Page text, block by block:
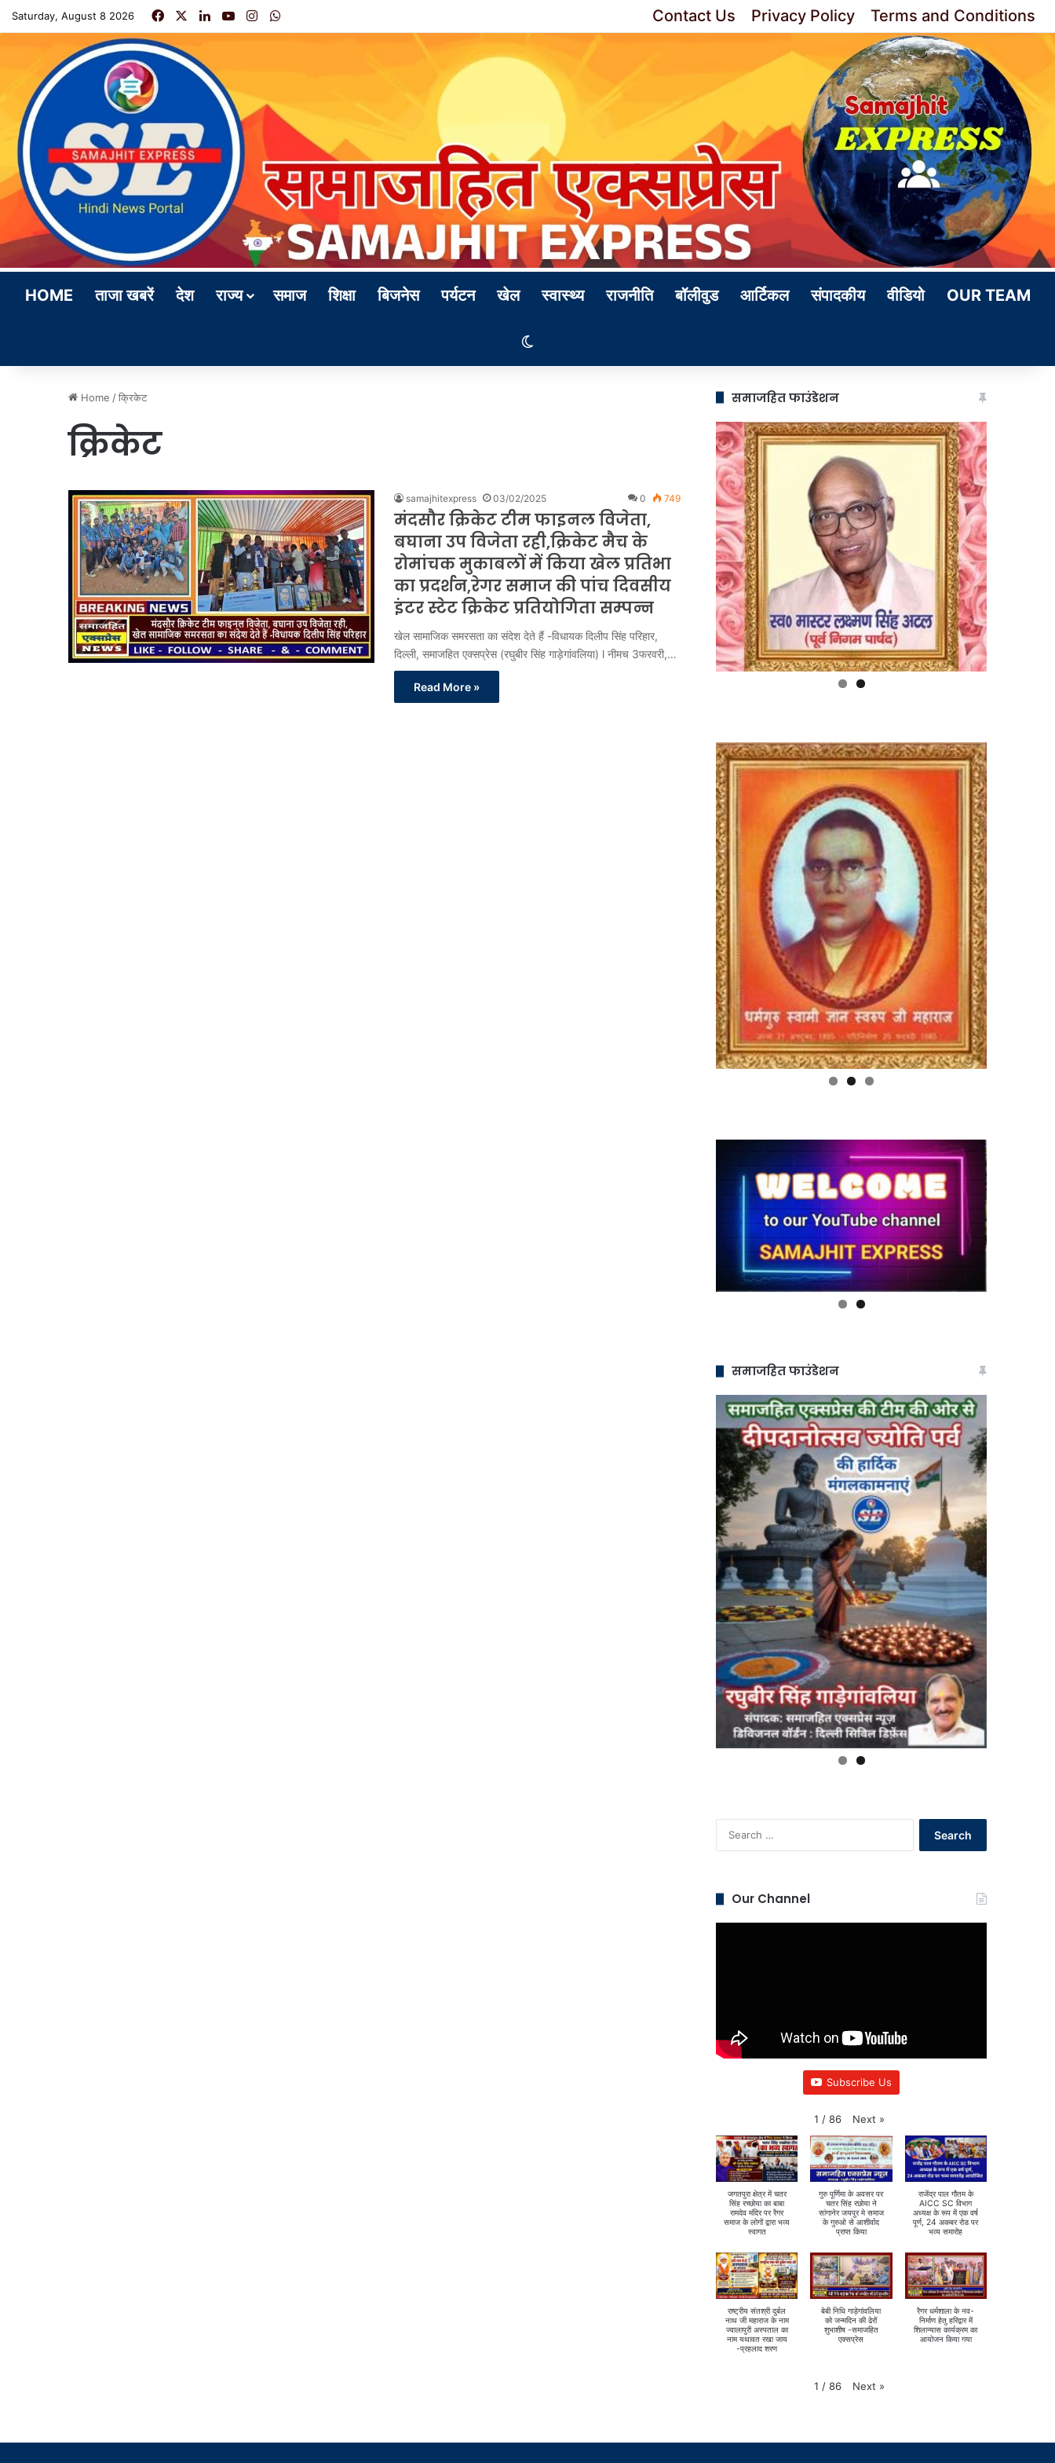
Saturday, August 8 2026 FacebookLinkedInYouTubeInstagram Contact Us Privacy Policy Terms and Conditions
HOME ताजा खबरें देश राज्य समाज शिक्षा बिजनेस पर्यटन खेल स्वास्थ्य राजनीति बॉलीवुड आर्टिकल संपादकीय वीडियो OUR TEAM
Home /क्रिकेट
क्रिकेट
samajhitexpress 03/02/2025 0 749
मंदसौर क्रिकेट टीम फाइनल विजेता,
बघाना उप विजेता रही,क्रिकेट मैच के
रोमांचक मुकाबलों में किया खेल प्रतिभा
का प्रदर्शन,रेगर समाज की पांच दिवसीय
इंटर स्टेट क्रिकेट प्रतियोगिता सम्पन्न
खेल सामाजिक समरसता का संदेश देते हैं -विधायक दिलीप सिंह परिहार,
दिल्ली, समाजहित एक्सप्रेस (रघुबीर सिंह गाड़ेगांवलिया) l नीमच 3फरवरी,…
Read More »
समाजहित फाउंडेशन
समाजहित फाउंडेशन
Our Channel
Subscribe Us
1 / 86 Next »
जगतपुरा क्षेत्र में चतर
सिंह रच्छोया का बाबा
रामदेव मंदिर पर रैगर
समाज के लोगों द्वारा भव्य
स्वागत
गुरु पूर्णिमा के अवसर पर
चतर सिंह रछोया ने
सांगानेर जयपुर मे समाज
के गुरुओ से आशीर्वाद
प्राप्त किया
राजेंद्र पाल गौतम के
AICC SC विभाग
अध्यक्ष के रूप में एक वर्ष
पूर्ण, 24 अकबर रोड पर
भव्य समारोह
राष्ट्रीय संतश्री दुर्बल
नाथ जी महाराज के नाम
ज्वालापुरी अस्पताल का
नाम यथावत रखा जाय
-प्रहलाद शरण
बेबी निधि गाड़ेगांवलिया
को जन्मदिन की ढेरों
शुभाशीष -समाजहित
एक्सप्रेस
रैगर धर्मशाला के नव-
निर्माण हेतु हरिद्वार में
शिलान्यास कार्यक्रम का
आयोजन किया गया
1 / 86 Next »